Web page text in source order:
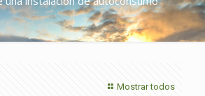
Mostrar todos